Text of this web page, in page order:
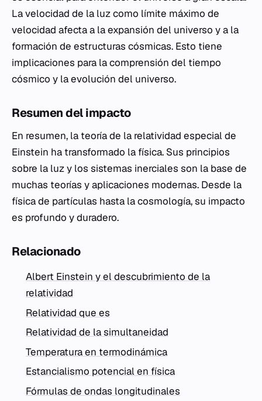
La velocidad de la luz como límite máximo de
velocidad afecta a la expansión del universo y a la
formación de estructuras cósmicas. Esto tiene
implicaciones para la comprensión del tiempo
cósmico y la evolución del universo.
Resumen del impacto
En resumen, la teoría de la relatividad especial de
Einstein ha transformado la física. Sus principios
sobre la luz y los sistemas inerciales son la base de
muchas teorías y aplicaciones modernas. Desde la
física de partículas hasta la cosmología, su impacto
es profundo y duradero.
Relacionado
Albert Einstein y el descubrimiento de la
relatividad
Relatividad que es
Relatividad de la simultaneidad
Temperatura en termodinámica
Estancialismo potencial en física
Fórmulas de ondas longitudinales